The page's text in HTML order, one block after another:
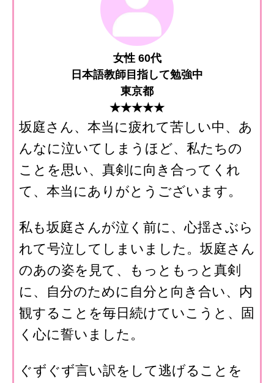
女性 60代
日本語教師目指して勉強中
東京都
★★★★★
坂庭さん、本当に疲れて苦しい中、あ
んなに泣いてしまうほど、私たちの
ことを思い、真剣に向き合ってくれ
て、本当にありがとうございます。
私も坂庭さんが泣く前に、心揺さぶら
れて号泣してしまいました。坂庭さん
のあの姿を見て、もっともっと真剣
に、自分のために自分と向き合い、内
観することを毎日続けていこうと、固
く心に誓いました。
ぐずぐず言い訳をして逃げることを